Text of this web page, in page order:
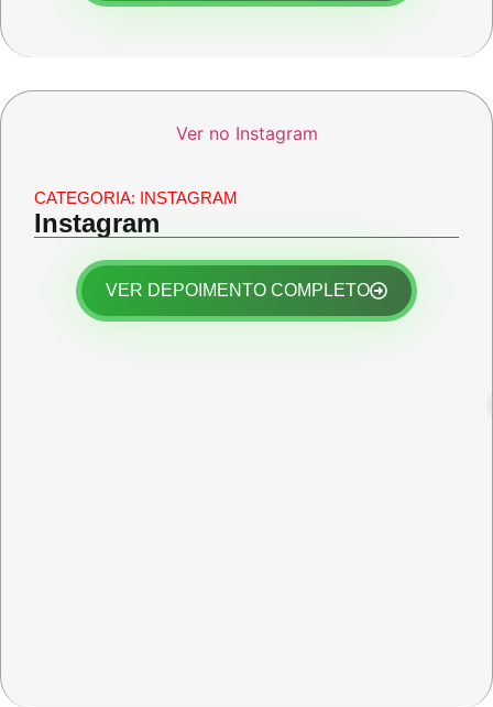
Ver no Instagram
CATEGORIA: INSTAGRAM
Instagram
VER DEPOIMENTO COMPLETO